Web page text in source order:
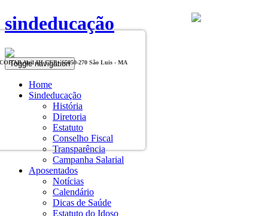
sindeducação
Toggle navigation
Home
Sindeducação
História
Diretoria
Estatuto
Conselho Fiscal
Transparência
Campanha Salarial
Aposentados
Notícias
Calendário
Dicas de Saúde
Estatuto do Idoso
COHAB Anil III CEP - 65050-270 São Luis - MA